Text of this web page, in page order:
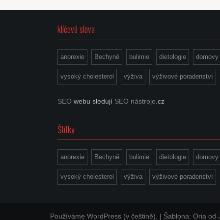
klíčová slova
anorexie Bechyně bulimie dietologie domovy
vysoký cholesterol výživa výživové poradenství
SEO webu sledují SEO nástroje .cz
Štítky
anorexie Bechyně bulimie dietologie domovy
vysoký cholesterol výživa výživové poradenství
Používáme WordPress (v češtině). | Šablona: Oria od